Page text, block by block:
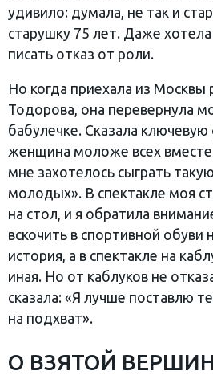
удивило: думала, не так и
старушку 75 лет. Даже
писать отказ от роли.
Но когда приехала из Москвы
Тодорова, она перевернула
бабулечке. Сказала ключевую
женщина моложе всех вместе
мне захотелось сыграть
молодых». В спектакле моя
на стол, и я обратила
вскочить в спортивной обуви
история, а в спектакле на
иная. Но от каблуков не
сказала: «Я лучше поставлю
на подхват».
О ВЗЯТОЙ